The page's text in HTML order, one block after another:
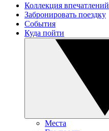
Коллекция впечатлений
Забронировать поездку
События
Куда пойти
Места